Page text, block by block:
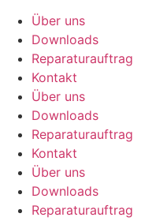
Über uns
Downloads
Reparaturauftrag
Kontakt
Über uns
Downloads
Reparaturauftrag
Kontakt
Über uns
Downloads
Reparaturauftrag